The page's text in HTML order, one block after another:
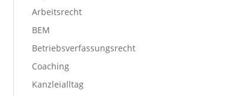
Arbeitsrecht
BEM
Betriebsverfassungsrecht
Coaching
Kanzleialltag